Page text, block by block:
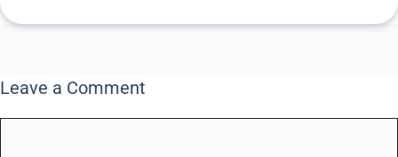
Leave a Comment